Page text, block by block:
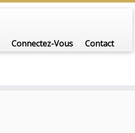
Connectez-Vous Contact